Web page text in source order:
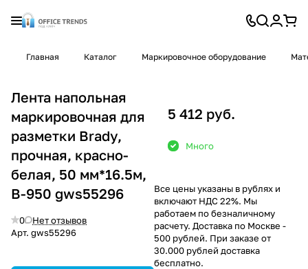
Главная Каталог Маркировочное оборудование
Лента напольная
маркировочная для
разметки Brady,
прочная, красно-
белая, 50 мм*16.5м,
B-950 gws55296
0
Нет отзывов
Арт. gws55296
5 412 руб.
Много
Все цены указаны в рублях и
включают НДС 22%. Мы
работаем по безналичному
расчету. Доставка по Москве -
500 рублей. При заказе от
30.000 рублей доставка
бесплатно.